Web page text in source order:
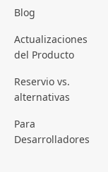
Blog
Actualizaciones
del Producto
Reservio vs.
alternativas
Para
Desarrolladores